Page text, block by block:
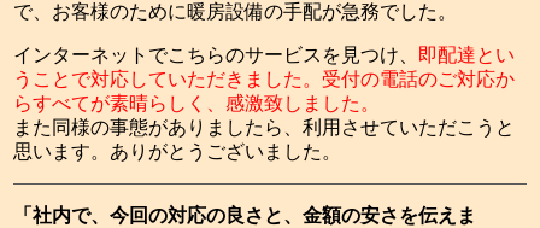
で、お客様のために暖房設備の手配が急務でした。
インターネットでこちらのサービスを見つけ、
即配達とい
うことで対応していただきました。受付の電話のご対応か
らすべてが素晴らしく、感激致しました。
また同様の事態がありましたら、利用させていただこうと
思います。ありがとうございました。
「社内で、今回の対応の良さと、金額の安さを伝えま